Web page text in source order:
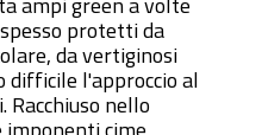
protetti da
da vertiginosi
difficile l'approccio al
Racchiuso nello